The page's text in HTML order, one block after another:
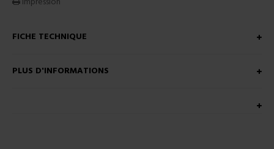
FICHE TECHNIQUE
PLUS D'INFORMATIONS